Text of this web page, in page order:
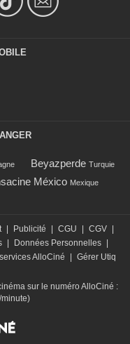
Beyazperde Turquie
México Mexique
Publicité CGU CGV
Données Personnelles
AlloCiné
Gérer Utiq
sur le numéro AlloCiné :